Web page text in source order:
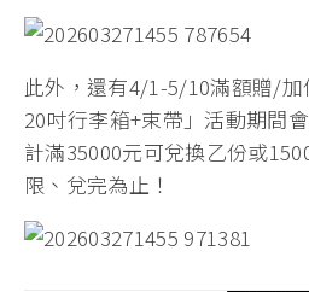
此外，還有4/1-5/10滿額贈/
20吋行李箱+束帶」活動期間
計滿35000元可兌換乙份或
限、兌完為止！